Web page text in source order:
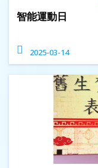
智能運動日
2025-03-14